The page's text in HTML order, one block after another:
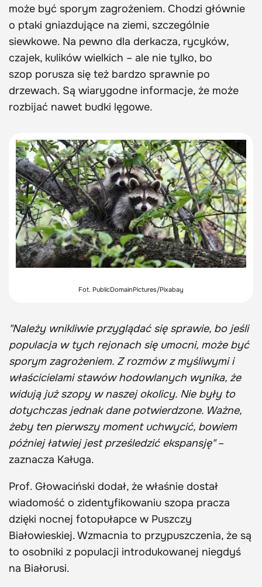
może być sporym zagrożeniem. Chodzi głównie
o ptaki gniazdujące na ziemi, szczególnie
siewkowe. Na pewno dla derkacza, rycyków,
czajek, kulików wielkich – ale nie tylko, bo
szop porusza się też bardzo sprawnie po
drzewach. Są wiarygodne informacje, że może
rozbijać nawet budki lęgowe.
Fot. PublicDomainPictures/Pixabay
"Należy wnikliwie przyglądać się sprawie, bo jeśli
populacja w tych rejonach się umocni, może być
sporym zagrożeniem. Z rozmów z myśliwymi i
właścicielami stawów hodowlanych wynika, że
widują już szopy w naszej okolicy. Nie były to
dotychczas jednak dane potwierdzone. Ważne,
żeby ten pierwszy moment uchwycić, bowiem
później łatwiej jest prześledzić ekspansję"–
zaznacza Kaługa.
Prof. Głowaciński dodał, że właśnie dostał
wiadomość o zidentyfikowaniu szopa pracza
dzięki nocnej fotopułapce w Puszczy
Białowieskiej. Wzmacnia to przypuszczenia, że są
to osobniki z populacji introdukowanej niegdyś
na Białorusi.